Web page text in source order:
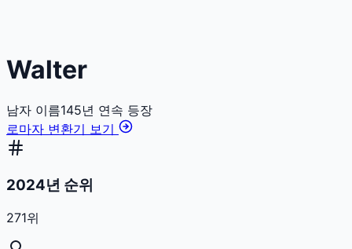
Walter
남자 이름145년 연속 등장
로마자 변환기 보기
2024년 순위
271위